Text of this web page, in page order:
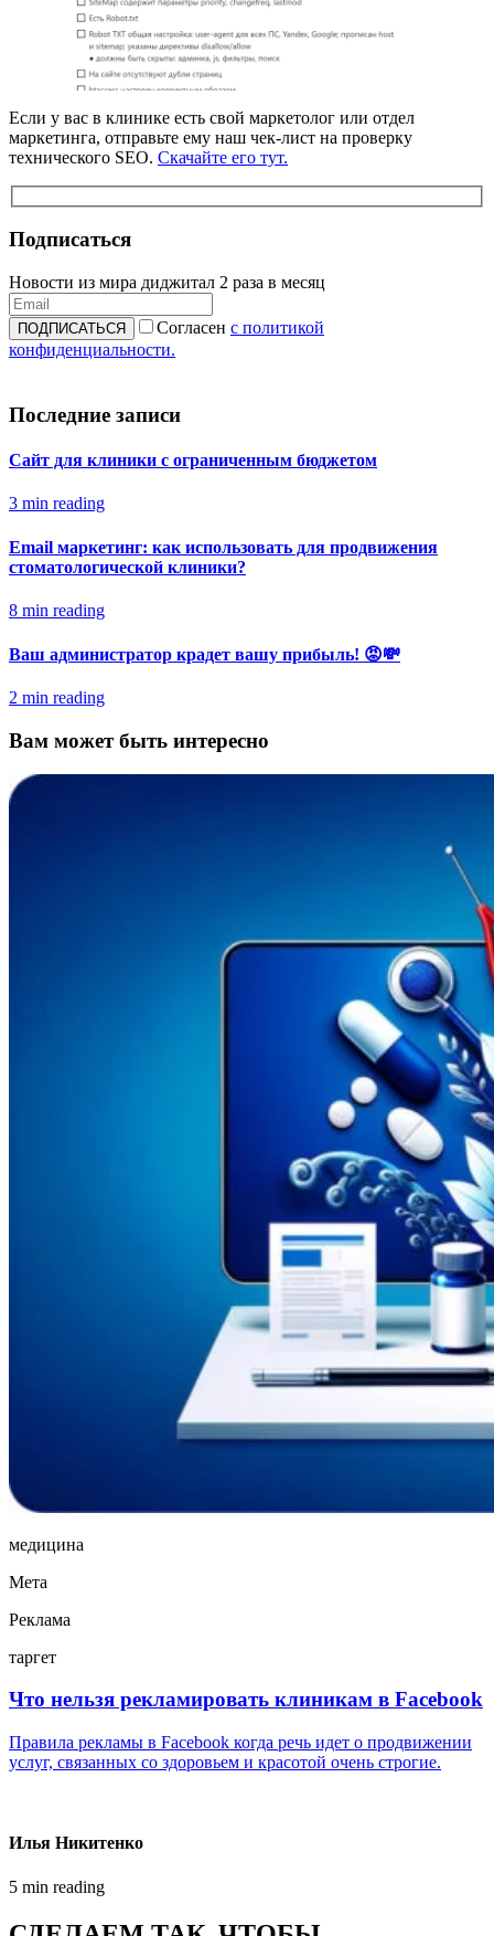
Если у вас в клинике есть свой маркетолог или отдел
маркетинга, отправьте ему наш чек-лист на проверку
технического SEO. Скачайте его тут.
Подписаться
Новости из мира диджитал 2 раза в месяц
Согласен с политикой
конфиденциальности.
Последние записи
Сайт для клиники с ограниченным бюджетом
3 min reading
Email маркетинг: как использовать для продвижения
стоматологической клиники?
8 min reading
Ваш администратор крадет вашу прибыль! 😡💸
2 min reading
Вам может быть интересно
медицина
Мета
Реклама
таргет
Что нельзя рекламировать клиникам в Facebook
Правила рекламы в Facebook когда речь идет о продвижении
услуг, связанных со здоровьем и красотой очень строгие.
Илья Никитенко
5 min reading